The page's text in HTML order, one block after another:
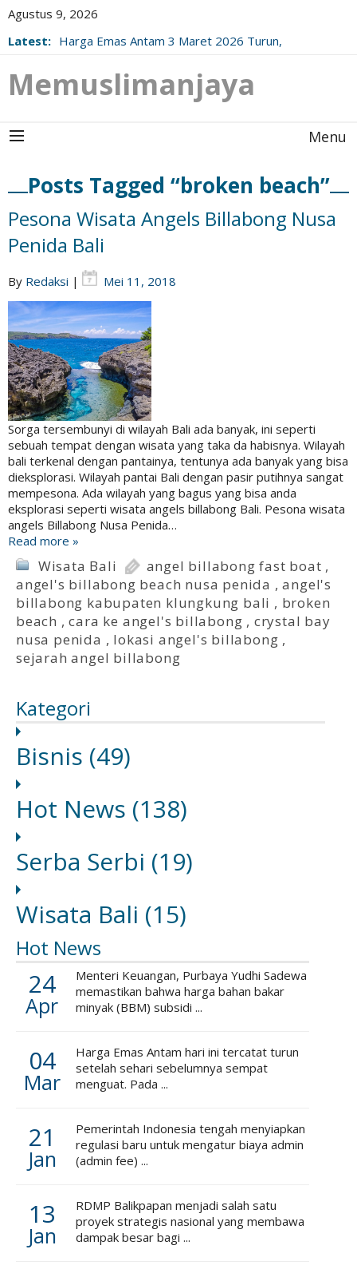
Agustus 9, 2026
Latest: Harga Emas Antam 3 Maret 2026 Turun,
Memuslimanjaya
Menu
Posts Tagged “broken beach”
Pesona Wisata Angels Billabong Nusa
Penida Bali
By Redaksi | Mei 11, 2018
Sorga tersembunyi di wilayah Bali ada banyak, ini seperti
sebuah tempat dengan wisata yang taka da habisnya. Wilayah
bali terkenal dengan pantainya, tentunya ada banyak yang bisa
dieksplorasi. Wilayah pantai Bali dengan pasir putihnya sangat
mempesona. Ada wilayah yang bagus yang bisa anda
eksplorasi seperti wisata angels billabong Bali. Pesona wisata
angels Billabong Nusa Penida…
Read more »
Wisata Bali angel billabong fast boat ,
angel's billabong beach nusa penida ,angel's
billabong kabupaten klungkung bali , broken
beach ,cara ke angel's billabong , crystal bay
nusa penida , lokasi angel's billabong ,
sejarah angel billabong
Kategori
Bisnis (49)
Hot News (138)
Serba Serbi (19)
Wisata Bali (15)
Hot News
24
Apr
Menteri Keuangan, Purbaya Yudhi Sadewa
memastikan bahwa harga bahan bakar
minyak (BBM) subsidi ...
04
Mar
Harga Emas Antam hari ini tercatat turun
setelah sehari sebelumnya sempat
menguat. Pada ...
21
Jan
Pemerintah Indonesia tengah menyiapkan
regulasi baru untuk mengatur biaya admin
(admin fee) ...
13
Jan
RDMP Balikpapan menjadi salah satu
proyek strategis nasional yang membawa
dampak besar bagi ...